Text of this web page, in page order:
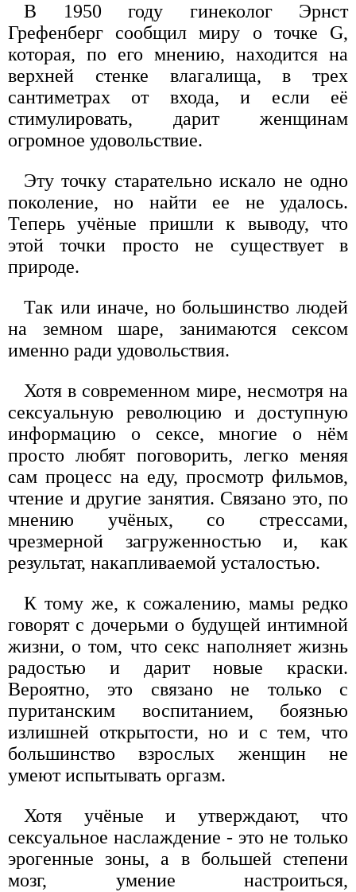
В 1950 году гинеколог Эрнст
Грефенберг сообщил миру о точке G,
которая, по его мнению, находится на
верхней стенке влагалища, в трех
сантиметрах от входа, и если её
стимулировать, дарит женщинам
огромное удовольствие.
Эту точку старательно искало не одно
поколение, но найти ее не удалось.
Теперь учёные пришли к выводу, что
этой точки просто не существует в
природе.
Так или иначе, но большинство людей
на земном шаре, занимаются сексом
именно ради удовольствия.
Хотя в современном мире, несмотря на
сексуальную революцию и доступную
информацию о сексе, многие о нём
просто любят поговорить, легко меняя
сам процесс на еду, просмотр фильмов,
чтение и другие занятия. Связано это, по
мнению учёных, со стрессами,
чрезмерной загруженностью и, как
результат, накапливаемой усталостью.
К тому же, к сожалению, мамы редко
говорят с дочерьми о будущей интимной
жизни, о том, что секс наполняет жизнь
радостью и дарит новые краски.
Вероятно, это связано не только с
пуританским воспитанием, боязнью
излишней открытости, но и с тем, что
большинство взрослых женщин не
умеют испытывать оргазм.
Хотя учёные и утверждают, что
сексуальное наслаждение - это не только
эрогенные зоны, а в большей степени
мозг, умение настроиться,